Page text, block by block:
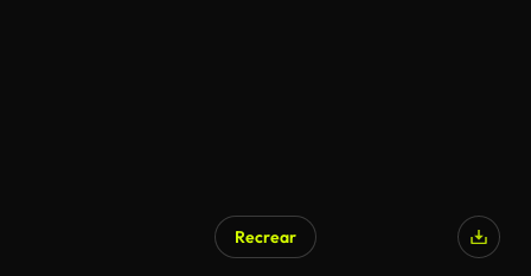
Recrear